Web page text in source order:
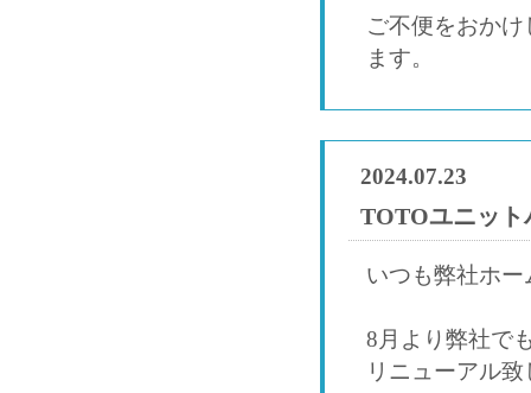
ご不便をおか
ます。
2024.07.23
TOTOユニッ
いつも弊社ホ
8月より弊社で
リニューアル